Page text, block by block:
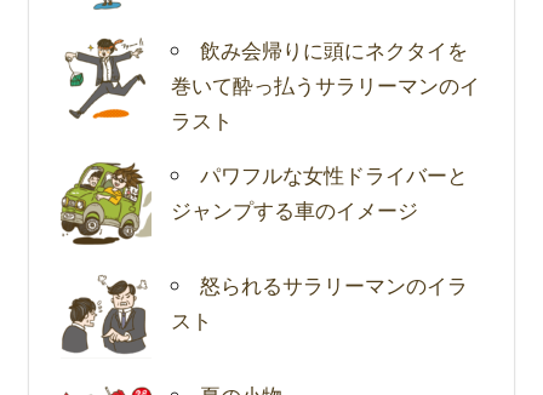
飲み会帰りに頭にネクタイを
巻いて酔っ払うサラリーマンのイ
ラスト
パワフルな女性ドライバーと
ジャンプする車のイメージ
怒られるサラリーマンのイラ
スト